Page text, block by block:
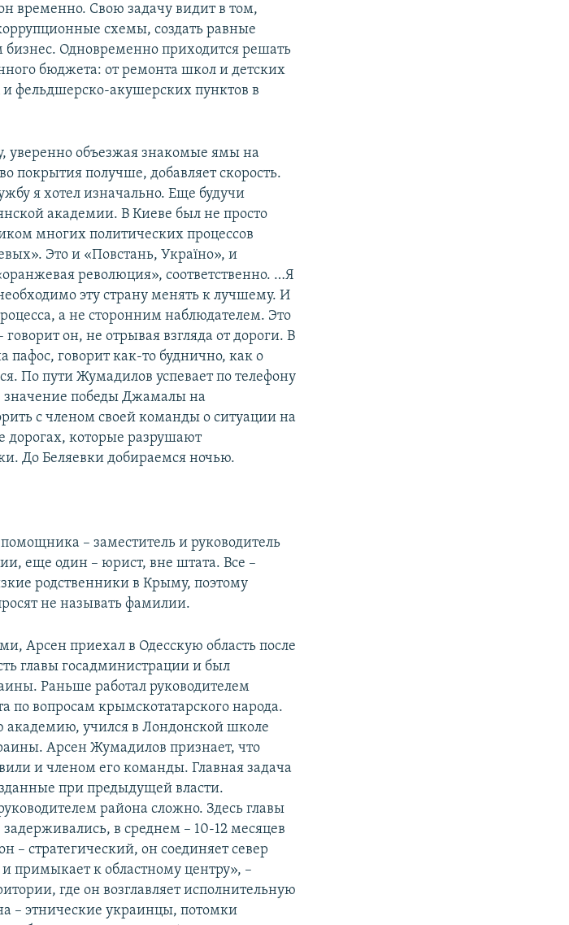
временно. Свою задачу видит в том,
схемы, создать равные
Одновременно приходится решать
бюджета: от ремонта школ и детских
и фельдшерско-акушерских пунктов в
уверенно объезжая знакомые ямы на
покрытия получше, добавляет скорость.
я хотел изначально. Еще будучи
академии. В Киеве был не просто
многих политических процессов
Это и «Повстань, Україно», и
революция», соответственно. …Я
эту страну менять к лучшему. И
а не сторонним наблюдателем. Это
он, не отрывая взгляда от дороги. В
пафос, говорит как-то буднично, как о
По пути Жумадилов успевает по телефону
значение победы Джамалы на
с членом своей команды о ситуации на
дорогах, которые разрушают
До Беляевки добираемся ночью.
– заместитель и руководитель
еще один – юрист, вне штата. Все –
родственники в Крыму, поэтому
не называть фамилии.
Арсен приехал в Одесскую область после
главы госадминистрации и был
Раньше работал руководителем
по вопросам крымскотатарского народа.
академию, учился в Лондонской школе
Арсен Жумадилов признает, что
и членом его команды. Главная задача
при предыдущей власти.
района сложно. Здесь главы
в среднем – 10-12 месяцев
– стратегический, он соединяет север
примыкает к областному центру», –
где он возглавляет исполнительную
– этнические украинцы, потомки